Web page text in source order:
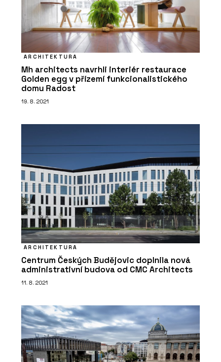
ČLÁNKY
PRODUKTY
Modulární vývoj - KOMA
ČLÁNKY
ARCHITEKTURA
Mh architects navrhli interiér restaurace
Golden egg v přízemí funkcionalistického
domu Radost
19. 8. 2021
ARCHITEKTURA
Centrum Českých Budějovic doplnila nová
administrativní budova od CMC Architects
11. 8. 2021